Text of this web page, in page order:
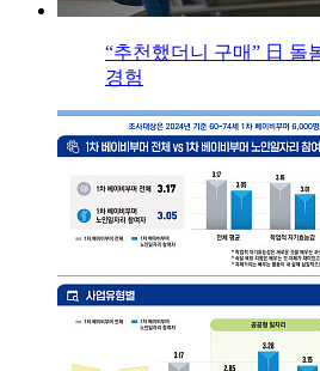
“추천했더니 구매” 日 돌
경험